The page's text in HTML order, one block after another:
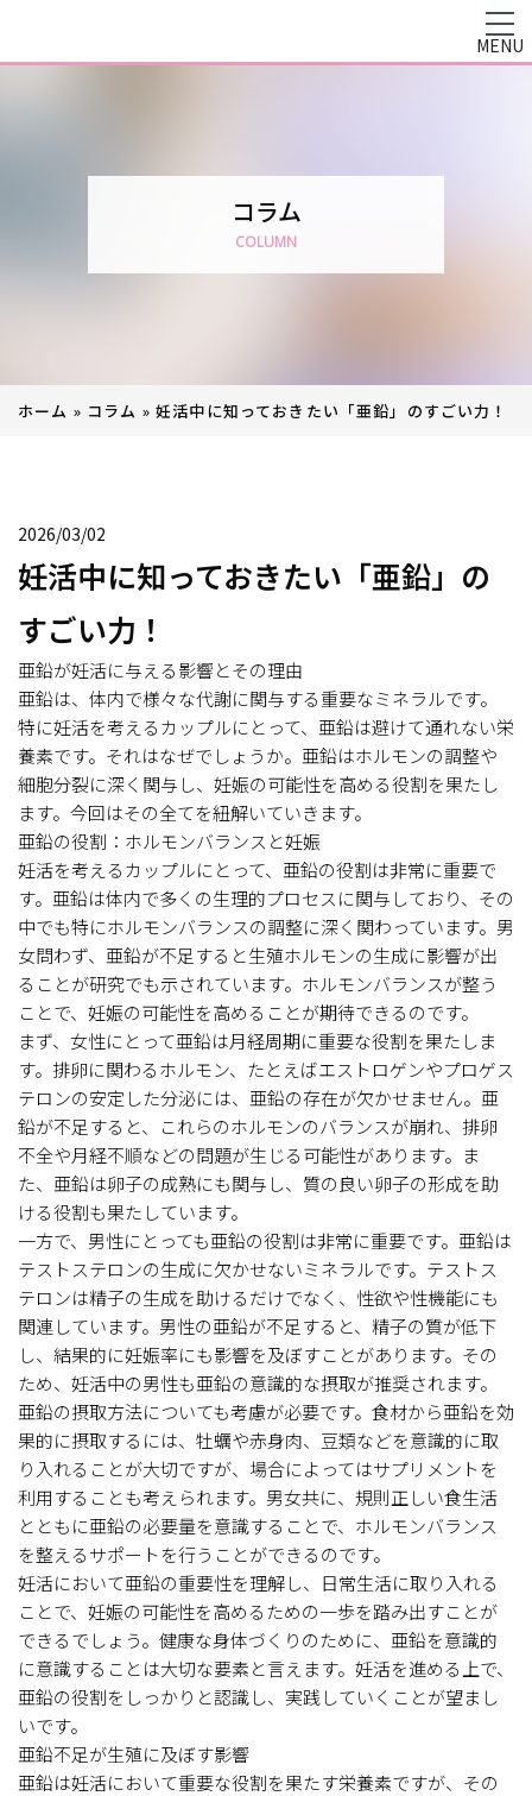
MENU
コラム
COLUMN
ホーム » コラム »妊活中に知っておきたい「亜鉛」のすごい力！
2026/03/02
妊活中に知っておきたい「亜鉛」の
すごい力！
亜鉛が妊活に与える影響とその理由
亜鉛は、体内で様々な代謝に関与する重要なミネラルです。
特に妊活を考えるカップルにとって、亜鉛は避けて通れない栄
養素です。それはなぜでしょうか。亜鉛はホルモンの調整や
細胞分裂に深く関与し、妊娠の可能性を高める役割を果たし
ます。今回はその全てを紐解いていきます。
亜鉛の役割：ホルモンバランスと妊娠
妊活を考えるカップルにとって、亜鉛の役割は非常に重要で
す。亜鉛は体内で多くの生理的プロセスに関与しており、その
中でも特にホルモンバランスの調整に深く関わっています。男
女問わず、亜鉛が不足すると生殖ホルモンの生成に影響が出
ることが研究でも示されています。ホルモンバランスが整う
ことで、妊娠の可能性を高めることが期待できるのです。
まず、女性にとって亜鉛は月経周期に重要な役割を果たしま
す。排卵に関わるホルモン、たとえばエストロゲンやプロゲス
テロンの安定した分泌には、亜鉛の存在が欠かせません。亜
鉛が不足すると、これらのホルモンのバランスが崩れ、排卵
不全や月経不順などの問題が生じる可能性があります。ま
た、亜鉛は卵子の成熟にも関与し、質の良い卵子の形成を助
ける役割も果たしています。
一方で、男性にとっても亜鉛の役割は非常に重要です。亜鉛は
テストステロンの生成に欠かせないミネラルです。テストス
テロンは精子の生成を助けるだけでなく、性欲や性機能にも
関連しています。男性の亜鉛が不足すると、精子の質が低下
し、結果的に妊娠率にも影響を及ぼすことがあります。その
ため、妊活中の男性も亜鉛の意識的な摂取が推奨されます。
亜鉛の摂取方法についても考慮が必要です。食材から亜鉛を効
果的に摂取するには、牡蠣や赤身肉、豆類などを意識的に取
り入れることが大切ですが、場合によってはサプリメントを
利用することも考えられます。男女共に、規則正しい食生活
とともに亜鉛の必要量を意識することで、ホルモンバランス
を整えるサポートを行うことができるのです。
妊活において亜鉛の重要性を理解し、日常生活に取り入れる
ことで、妊娠の可能性を高めるための一歩を踏み出すことが
できるでしょう。健康な身体づくりのために、亜鉛を意識的
に意識することは大切な要素と言えます。妊活を進める上で、
亜鉛の役割をしっかりと認識し、実践していくことが望まし
いです。
亜鉛不足が生殖に及ぼす影響
亜鉛は妊活において重要な役割を果たす栄養素ですが、その